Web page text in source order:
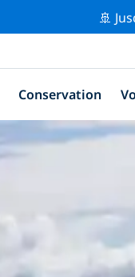
🚢
Conservation